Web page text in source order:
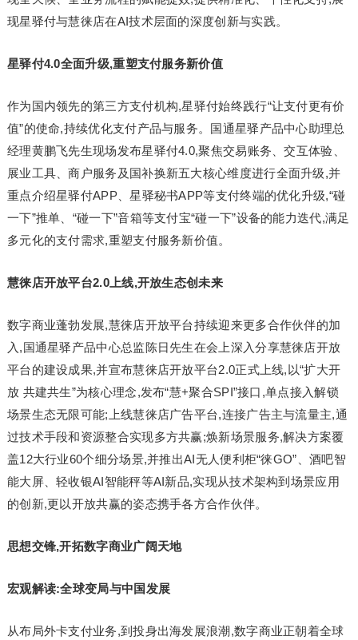
现星驿付与慧徕店在AI技术层面的深度创新与实践。
星驿付4.0全面升级,重塑支付服务新价值
作为国内领先的第三方支付机构,星驿付始终践行“让支付更有价
值”的使命,持续优化支付产品与服务。国通星驿产品中心助理总
经理黄鹏飞先生现场发布星驿付4.0,聚焦交易账务、交互体验、
展业工具、商户服务及国补换新五大核心维度进行全面升级,并
重点介绍星驿付APP、星驿秘书APP等支付终端的优化升级,“碰
一下”推单、“碰一下”音箱等支付宝“碰一下”设备的能力迭代,满足
多元化的支付需求,重塑支付服务新价值。
慧徕店开放平台2.0上线,开放生态创未来
数字商业蓬勃发展,慧徕店开放平台持续迎来更多合作伙伴的加
入,国通星驿产品中心总监陈日先生在会上深入分享慧徕店开放
平台的建设成果,并宣布慧徕店开放平台2.0正式上线,以“扩大开
放 共建共生”为核心理念,发布“慧+聚合SPI”接口,单点接入解锁
场景生态无限可能;上线慧徕店广告平台,连接广告主与流量主,通
过技术手段和资源整合实现多方共赢;焕新场景服务,解决方案覆
盖12大行业60个细分场景,并推出AI无人便利柜“徕GO”、酒吧智
能大屏、轻收银AI智能秤等AI新品,实现从技术架构到场景应用
的创新,更以开放共赢的姿态携手各方合作伙伴。
思想交锋,开拓数字商业广阔天地
宏观解读:全球变局与中国发展
从布局外卡支付业务,到投身出海发展浪潮,数字商业正朝着全球